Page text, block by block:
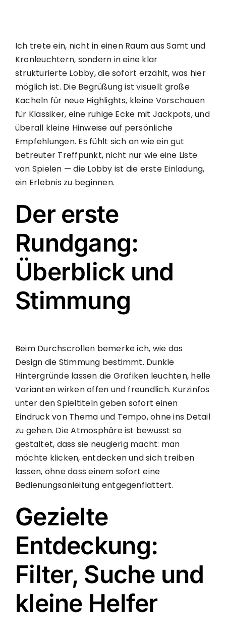
Ich trete ein, nicht in einen Raum aus Samt und
Kronleuchtern, sondern in eine klar
strukturierte Lobby, die sofort erzählt, was hier
möglich ist. Die Begrüßung ist visuell: große
Kacheln für neue Highlights, kleine Vorschauen
für Klassiker, eine ruhige Ecke mit Jackpots, und
überall kleine Hinweise auf persönliche
Empfehlungen. Es fühlt sich an wie ein gut
betreuter Treffpunkt, nicht nur wie eine Liste
von Spielen — die Lobby ist die erste Einladung,
ein Erlebnis zu beginnen.
Der erste
Rundgang:
Überblick und
Stimmung
Beim Durchscrollen bemerke ich, wie das
Design die Stimmung bestimmt. Dunkle
Hintergründe lassen die Grafiken leuchten, helle
Varianten wirken offen und freundlich. Kurzinfos
unter den Spieltiteln geben sofort einen
Eindruck von Thema und Tempo, ohne ins Detail
zu gehen. Die Atmosphäre ist bewusst so
gestaltet, dass sie neugierig macht: man
möchte klicken, entdecken und sich treiben
lassen, ohne dass einem sofort eine
Bedienungsanleitung entgegenflattert.
Gezielte
Entdeckung:
Filter, Suche und
kleine Helfer